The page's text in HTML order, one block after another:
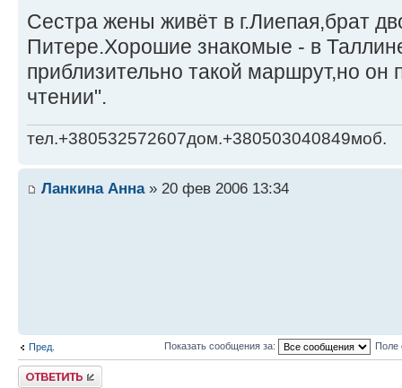
Сестра жены живёт в г.Лиепая,брат
Питере.Хорошие знакомые - в
приблизительно такой маршрут,но он
чтении".
тел.+380532572607дом.+380503040849моб.
Ланкина Анна» 20 фев 2006 13:34
Пред. Показать сообщения за: Поле
Ответить